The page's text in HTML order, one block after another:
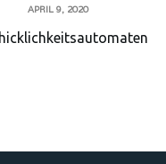
APRIL 9, 2020